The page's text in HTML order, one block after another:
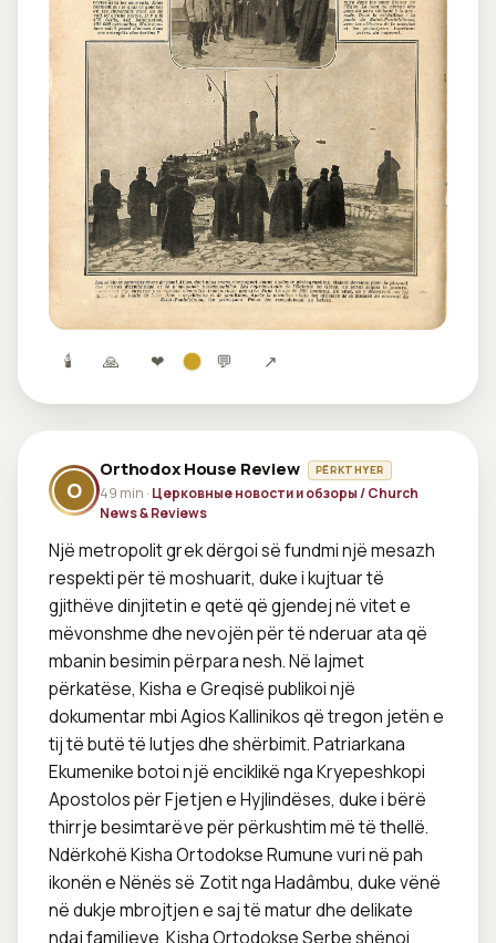
🕯 🙏 ❤ 💬 ↗
O
Orthodox House Review PËRKTHYER
49 min · Церковные новости и обзоры / Church
News & Reviews
Një metropolit grek dërgoi së fundmi një mesazh
respekti për të moshuarit, duke i kujtuar të
gjithëve dinjitetin e qetë që gjendej në vitet e
mëvonshme dhe nevojën për të nderuar ata që
mbanin besimin përpara nesh. Në lajmet
përkatëse, Kisha e Greqisë publikoi një
dokumentar mbi Agios Kallinikos që tregon jetën e
tij të butë të lutjes dhe shërbimit. Patriarkana
Ekumenike botoi një enciklikë nga Kryepeshkopi
Apostolos për Fjetjen e Hyjlindëses, duke i bërë
thirrje besimtarëve për përkushtim më të thellë.
Ndërkohë Kisha Ortodokse Rumune vuri në pah
ikonën e Nënës së Zotit nga Hadâmbu, duke vënë
në dukje mbrojtjen e saj të matur dhe delikate
ndaj familjeve. Kisha Ortodokse Serbe shënoi